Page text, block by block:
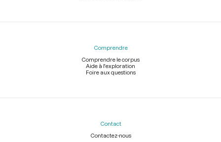
Comprendre
Comprendre le corpus
Aide à l'exploration
Foire aux questions
Contact
Contactez-nous